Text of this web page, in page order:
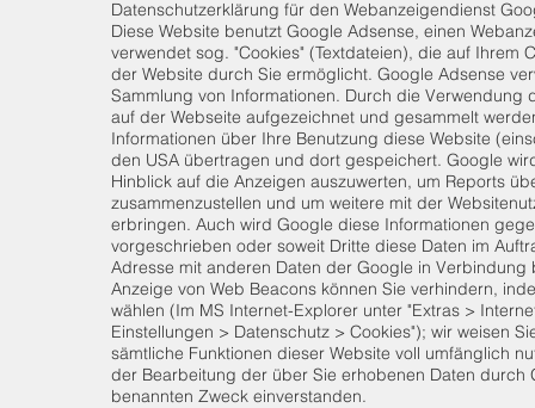
Datenschutzerklärung für den Webanzeigendienst
Diese Website benutzt Google Adsense, einen
verwendet sog. "Cookies" (Textdateien), die auf
der Website durch Sie ermöglicht. Google Adsense
Sammlung von Informationen. Durch die Verwendung
auf der Webseite aufgezeichnet und gesammelt
Informationen über Ihre Benutzung diese Website
den USA übertragen und dort gespeichert. Google
Hinblick auf die Anzeigen auszuwerten, um Reports
zusammenzustellen und um weitere mit der
erbringen. Auch wird Google diese Informationen
vorgeschrieben oder soweit Dritte diese Daten im
Adresse mit anderen Daten der Google in
Anzeige von Web Beacons können Sie verhindern,
wählen (Im MS Internet-Explorer unter "Extras >
Einstellungen > Datenschutz > Cookies"); wir weisen
sämtliche Funktionen dieser Website voll umfänglich
der Bearbeitung der über Sie erhobenen Daten
benannten Zweck einverstanden.